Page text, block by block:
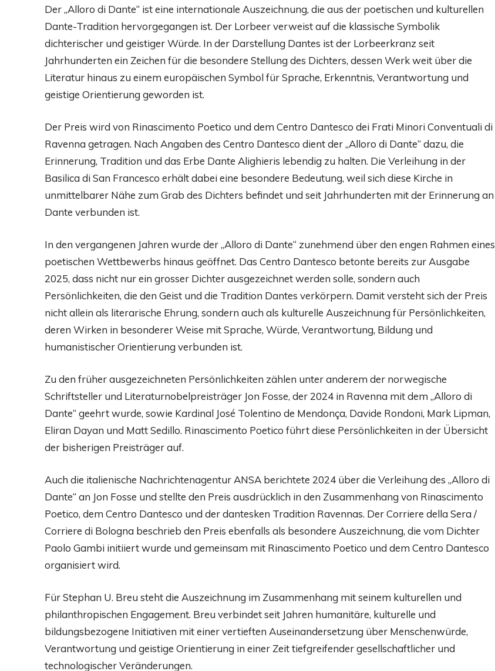
Der „Alloro di Dante“ ist eine internationale Auszeichnung, die aus der poetischen und kulturellen
Dante-Tradition hervorgegangen ist. Der Lorbeer verweist auf die klassische Symbolik
dichterischer und geistiger Würde. In der Darstellung Dantes ist der Lorbeerkranz seit
Jahrhunderten ein Zeichen für die besondere Stellung des Dichters, dessen Werk weit über die
Literatur hinaus zu einem europäischen Symbol für Sprache, Erkenntnis, Verantwortung und
geistige Orientierung geworden ist.
Der Preis wird von Rinascimento Poetico und dem Centro Dantesco dei Frati Minori Conventuali di
Ravenna getragen. Nach Angaben des Centro Dantesco dient der „Alloro di Dante“ dazu, die
Erinnerung, Tradition und das Erbe Dante Alighieris lebendig zu halten. Die Verleihung in der
Basilica di San Francesco erhält dabei eine besondere Bedeutung, weil sich diese Kirche in
unmittelbarer Nähe zum Grab des Dichters befindet und seit Jahrhunderten mit der Erinnerung an
Dante verbunden ist.
In den vergangenen Jahren wurde der „Alloro di Dante“ zunehmend über den engen Rahmen eines
poetischen Wettbewerbs hinaus geöffnet. Das Centro Dantesco betonte bereits zur Ausgabe
2025, dass nicht nur ein grosser Dichter ausgezeichnet werden solle, sondern auch
Persönlichkeiten, die den Geist und die Tradition Dantes verkörpern. Damit versteht sich der Preis
nicht allein als literarische Ehrung, sondern auch als kulturelle Auszeichnung für Persönlichkeiten,
deren Wirken in besonderer Weise mit Sprache, Würde, Verantwortung, Bildung und
humanistischer Orientierung verbunden ist.
Zu den früher ausgezeichneten Persönlichkeiten zählen unter anderem der norwegische
Schriftsteller und Literaturnobelpreisträger Jon Fosse, der 2024 in Ravenna mit dem „Alloro di
Dante“ geehrt wurde, sowie Kardinal José Tolentino de Mendonça, Davide Rondoni, Mark Lipman,
Eliran Dayan und Matt Sedillo. Rinascimento Poetico führt diese Persönlichkeiten in der Übersicht
der bisherigen Preisträger auf.
Auch die italienische Nachrichtenagentur ANSA berichtete 2024 über die Verleihung des „Alloro di
Dante“ an Jon Fosse und stellte den Preis ausdrücklich in den Zusammenhang von Rinascimento
Poetico, dem Centro Dantesco und der dantesken Tradition Ravennas. Der Corriere della Sera /
Corriere di Bologna beschrieb den Preis ebenfalls als besondere Auszeichnung, die vom Dichter
Paolo Gambi initiiert wurde und gemeinsam mit Rinascimento Poetico und dem Centro Dantesco
organisiert wird.
Für Stephan U. Breu steht die Auszeichnung im Zusammenhang mit seinem kulturellen und
philanthropischen Engagement. Breu verbindet seit Jahren humanitäre, kulturelle und
bildungsbezogene Initiativen mit einer vertieften Auseinandersetzung über Menschenwürde,
Verantwortung und geistige Orientierung in einer Zeit tiefgreifender gesellschaftlicher und
technologischer Veränderungen.